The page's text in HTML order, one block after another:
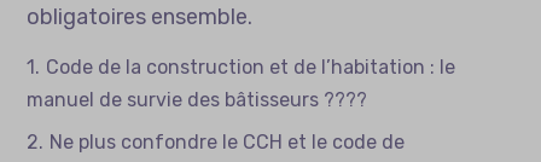
obligatoires ensemble.
Code de la construction et de l’habitation : le
manuel de survie des bâtisseurs ????️
Ne plus confondre le CCH et le code de